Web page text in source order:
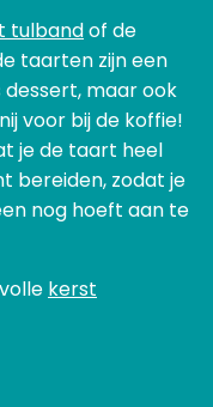
tulbandof de
taarten zijn een
dessert, maar ook
voor bij de koffie!
je de taart heel
bereiden, zodat je
nog hoeft aan te
kerst